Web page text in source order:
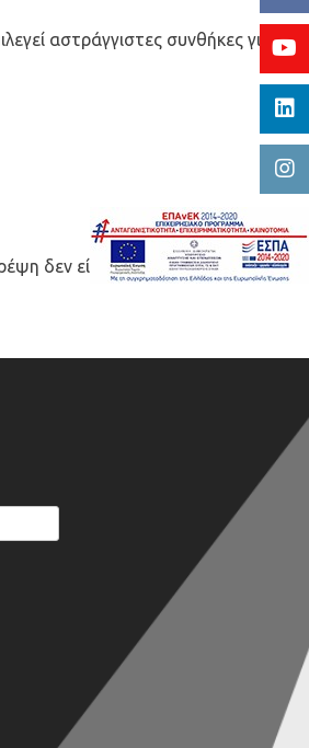
αστράγγιστες συνθήκες για
δεν είναι σταθερή κατά το